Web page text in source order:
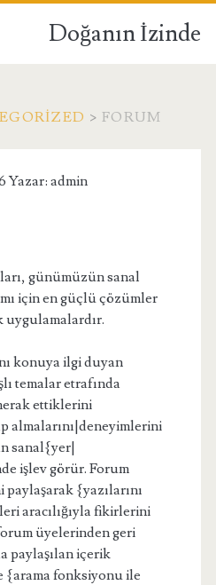
Doğanın İzinde
>FORUM
Yazar: admin
günümüzün sanal
için en güçlü çözümler
uygulamalardır.
konuya ilgi duyan
temalar etrafında
ettiklerini
almalarını|deneyimlerini
sanal{yer|
işlev görür. Forum
{yazılarını
aracılığıyla fikirlerini
üyelerinden geri
paylaşılan içerik
fonksiyonu ile